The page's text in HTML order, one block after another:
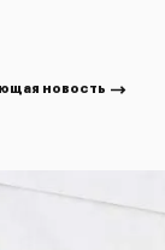
новость